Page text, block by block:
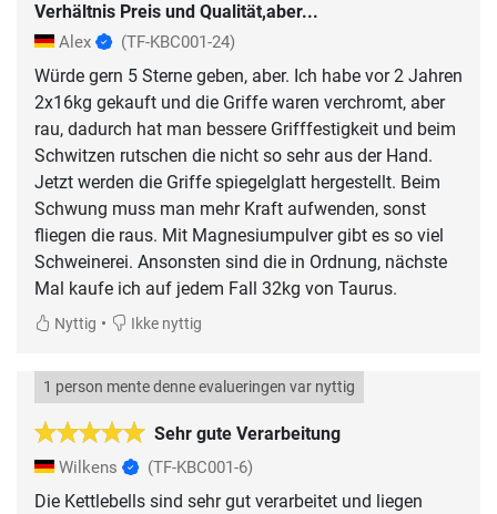
Verhältnis Preis und Qualität,aber...
Alex (TF-KBC001-24)
Würde gern 5 Sterne geben, aber. Ich habe vor 2 Jahren
2x16kg gekauft und die Griffe waren verchromt, aber
rau, dadurch hat man bessere Grifffestigkeit und beim
Schwitzen rutschen die nicht so sehr aus der Hand.
Jetzt werden die Griffe spiegelglatt hergestellt. Beim
Schwung muss man mehr Kraft aufwenden, sonst
fliegen die raus. Mit Magnesiumpulver gibt es so viel
Schweinerei. Ansonsten sind die in Ordnung, nächste
Mal kaufe ich auf jedem Fall 32kg von Taurus.
Nyttig • Ikke nyttig
Sehr gute Verarbeitung
1 person mente denne evalueringen var nyttig
Wilkens (TF-KBC001-6)
Die Kettlebells sind sehr gut verarbeitet und liegen